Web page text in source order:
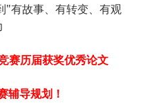
"有故事、有转变、有观
赛历届获奖优秀论文
辅导规划！